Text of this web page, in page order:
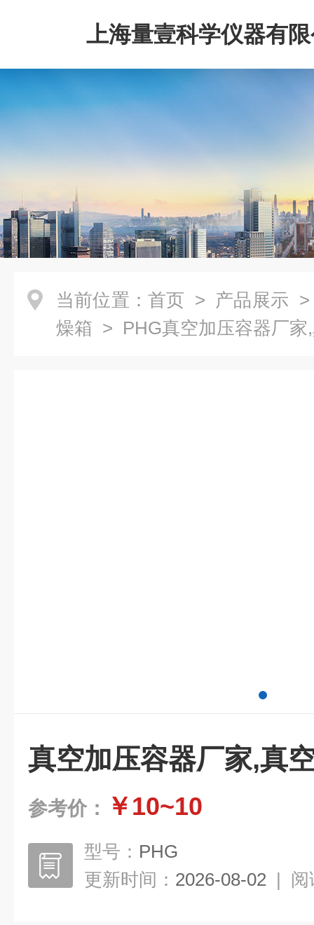
上海量壹科学仪器有
当前位置： 首页 > 产品展示
燥箱 > PHG真空加压容器厂家
真空加压容器厂家,真
参考价： ￥10~10
型号： PHG
更新时间： 2026-08-02 | 阅